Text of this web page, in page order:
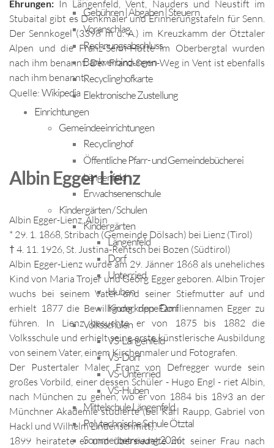
Gebühren | Abgaben | Steuern
Voranschlag
Rechnungsabschluss
Bankverbindungen
Recyclinghofkarte
Elektronische Zustellung
Einrichtungen
Gemeindeeinrichtungen
Recyclinghof
Öffentliche Pfarr- und Gemeindebücherei
Längenfeld
Erwachsenenschule
Kindergärten / Schulen
Kindergärten
Längenfeld
Dorf
Unterried
Huben
Kinderkrippe Dorf
Volksschulen
VS-Längenfeld
VS-Dorf
VS-Unterried
VS-Huben
Mittelschule Längenfeld
Polytechnische Schule Ötztal
Sommerbetreuung 2026
Ehrungen: In Längenfeld, Vent, Nauders und Neustift im
Stubaital gibt es Denkmäler und Erinnerungstafeln für Senn.
Der Sennkogel (3398 m ü. A.) im Kreuzkamm der Ötztaler
Alpen und die Franz-Senn-Hütte im Oberbergtal wurden
nach ihm benannt. Der Franz-Senn-Weg in Vent ist ebenfalls
nach ihm benannt.
Quelle: Wikipedia
Albin Egger Lienz
Albin Egger-Lienz, Albin
* 29. 1. 1868, Stribach (Gemeinde Dölsach) bei Lienz (Tirol)
† 4. 11. 1926, St. Justina-Rentsch bei Bozen (Südtirol)
Albin Egger-Lienz wurde am 29. Jänner 1868 als uneheliches
Kind von Maria Trojer und Georg Egger geboren. Albin Trojer
wuchs bei seinem Vater und seiner Stiefmutter auf und
erhielt 1877 die Bewilligung, den Familiennamen Egger zu
führen. In Lienz besuchte er von 1875 bis 1882 die
Volksschule und erhielt seine erste künstlerische Ausbildung
von seinem Vater, einem Kirchenmaler und Fotografen.
Der Pustertaler Maler Franz von Defregger wurde sein
großes Vorbild, einer dessen Schüler - Hugo Engl - riet Albin,
nach München zu gehen, wo er von 1884 bis 1893 an der
Münchner Akademie studierte (bei Karl Raupp, Gabriel von
Hackl und Wilhelm Lindenschmitt).
1899 heiratete er und übersiedelte mit seiner Frau nach